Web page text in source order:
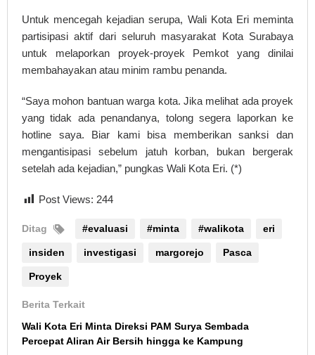
Untuk mencegah kejadian serupa, Wali Kota Eri meminta
partisipasi aktif dari seluruh masyarakat Kota Surabaya
untuk melaporkan proyek-proyek Pemkot yang dinilai
membahayakan atau minim rambu penanda.
“Saya mohon bantuan warga kota. Jika melihat ada proyek
yang tidak ada penandanya, tolong segera laporkan ke
hotline saya. Biar kami bisa memberikan sanksi dan
mengantisipasi sebelum jatuh korban, bukan bergerak
setelah ada kejadian,” pungkas Wali Kota Eri. (*)
Post Views: 244
Ditag #evaluasi #minta #walikota eri
insiden investigasi margorejo Pasca
Proyek
Berita Terkait
Wali Kota Eri Minta Direksi PAM Surya Sembada
Percepat Aliran Air Bersih hingga ke Kampung